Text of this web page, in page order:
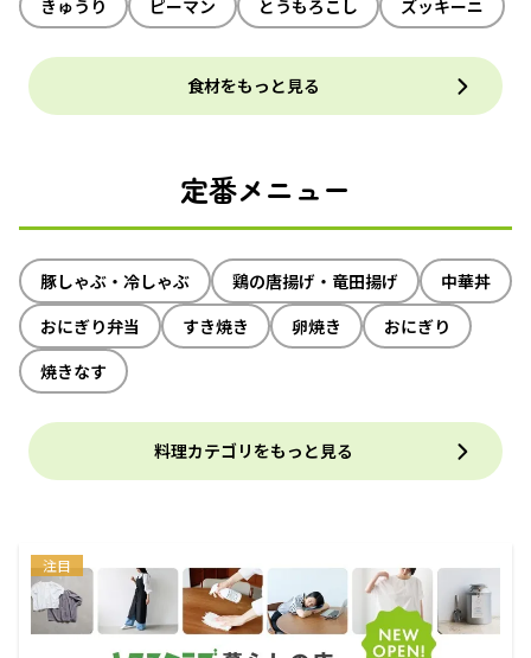
きゅうり
ピーマン とうもろこし ズッキーニ
食材をもっと見る
定番メニュー
豚しゃぶ・冷しゃぶ 鶏の唐揚げ・竜田揚げ
中華丼
おにぎり弁当
すき焼き 卵焼き
おにぎり
焼きなす
料理カテゴリをもっと見る
注目